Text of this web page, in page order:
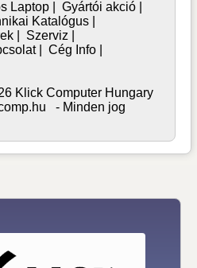
Laptop |Gyártói akció
Katalógus
Szerviz
|Cég Info
Klick Computer Hungary
- Minden jog